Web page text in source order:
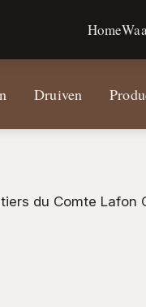
Home
Druiven
du Comte Lafon